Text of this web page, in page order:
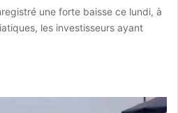
une forte baisse ce lundi, à
les investisseurs ayant